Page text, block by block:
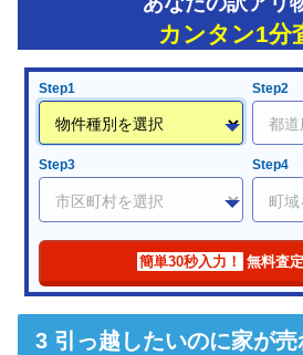
カンタン1分
Step1 Step2
Step3 Step4
簡単30秒入力！ 無料査
引っ越したいのに家が